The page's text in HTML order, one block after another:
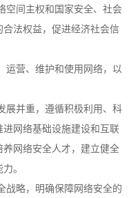
间主权和国家安全、社会
法权益，促进经济社会信
营、维护和使用网络，以
并重，遵循积极利用、科
网络基础设施建设和互联
养网络安全人才，建立健全
。
略，明确保障网络安全的